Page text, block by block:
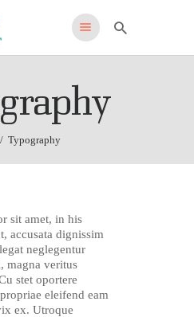
Typography
Drug Addiction Indication
sit amet, in his
accusata dignissim
neglegentur
magna veritus
stet oportere
eleifend eam
ex. Utroque